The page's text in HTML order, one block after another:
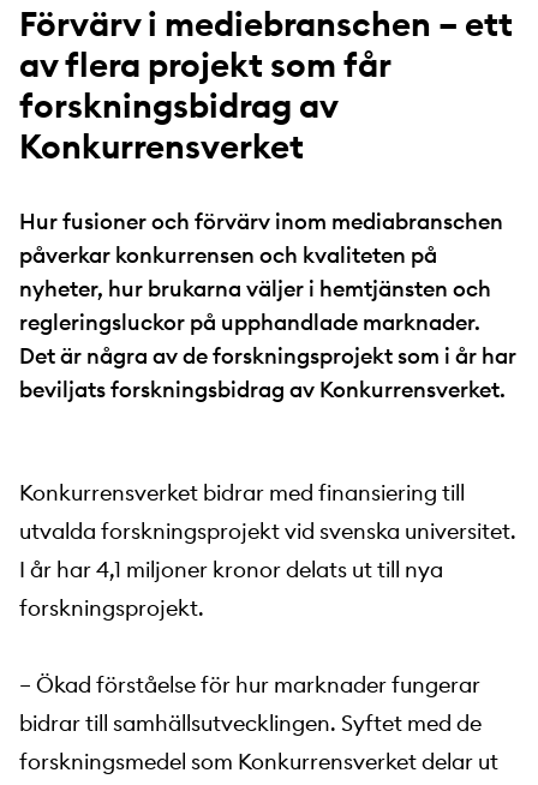
Förvärv i mediebranschen – ett
av flera projekt som får
forskningsbidrag av
Konkurrensverket
Hur fusioner och förvärv inom mediabranschen
påverkar konkurrensen och kvaliteten på
nyheter, hur brukarna väljer i hemtjänsten och
regleringsluckor på upphandlade marknader.
Det är några av de forskningsprojekt som i år har
beviljats forskningsbidrag av Konkurrensverket.
Konkurrensverket bidrar med finansiering till
utvalda forskningsprojekt vid svenska universitet.
I år har 4,1 miljoner kronor delats ut till nya
forskningsprojekt.
– Ökad förståelse för hur marknader fungerar
bidrar till samhällsutvecklingen. Syftet med de
forskningsmedel som Konkurrensverket delar ut